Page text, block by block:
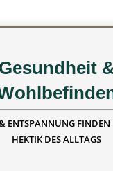
Gesundheit
ENTSPANNUNG FINDEN
HEKTIK DES ALLTAGS